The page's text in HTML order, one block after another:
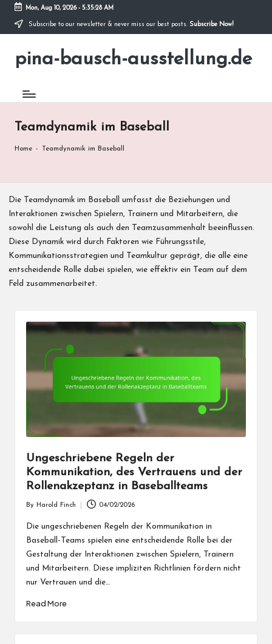
Skip
content
Mon, Aug 10, 2026- 5:35:29 AM
Subscribe to our newsletter & never miss our best posts. Subscribe Now!
pina-bausch-ausstellung.de
Teamdynamik im Baseball
Home - Teamdynamik im Baseball
Die Teamdynamik im Baseball umfasst die Beziehungen und
Interaktionen zwischen Spielern, Trainern und Mitarbeitern, die
sowohl die Leistung als auch den Teamzusammenhalt beeinflussen.
Diese Dynamik wird durch Faktoren wie Führungsstile,
Kommunikationsstrategien und Teamkultur geprägt, die alle eine
entscheidende Rolle dabei spielen, wie effektiv ein Team auf dem
Feld zusammenarbeitet.
Ungeschriebene Regeln der
Kommunikation, des Vertrauens und der
Rollenakzeptanz in Baseballteams
by
By Harold Finch 04/02/2026
Die ungeschriebenen Regeln der Kommunikation in
Baseball-Teams spielen eine entscheidende Rolle bei der
Gestaltung der Interaktionen zwischen Spielern, Trainern
und Mitarbeitern. Diese impliziten Richtlinien fördern nicht
nur Vertrauen und die…
Read More